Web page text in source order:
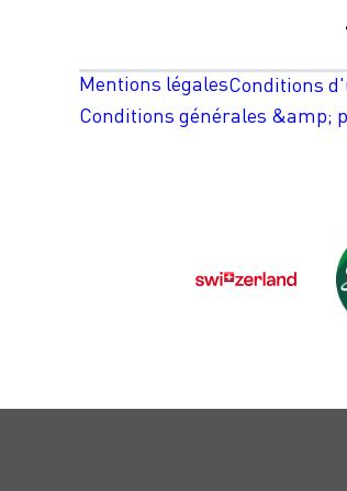
Mentions légalesConditions
Conditions générales &amp;